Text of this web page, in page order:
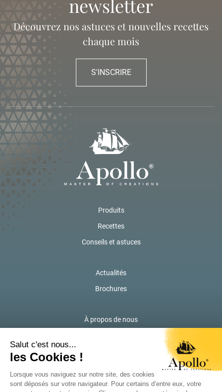
newsletter
Découvrez nos astuces et nouvelles recettes
chaque mois
S'INSCRIRE
Produits
Recettes
Conseils et astuces
Actualités
Brochures
À propos de nous